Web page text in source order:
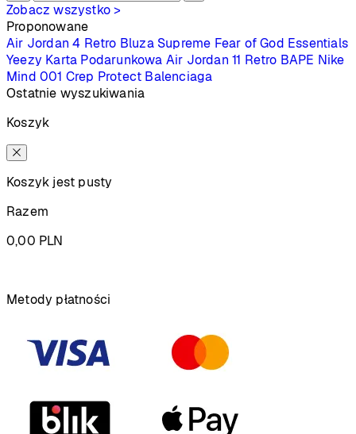
Zobacz wszystko >
Proponowane
Air Jordan 4 Retro Bluza Supreme Fear of God Essentials
Yeezy Karta Podarunkowa Air Jordan 11 Retro BAPE Nike
Mind 001 Crep Protect Balenciaga
Ostatnie wyszukiwania
Koszyk
Koszyk jest pusty
Razem
0,00 PLN
Metody płatności